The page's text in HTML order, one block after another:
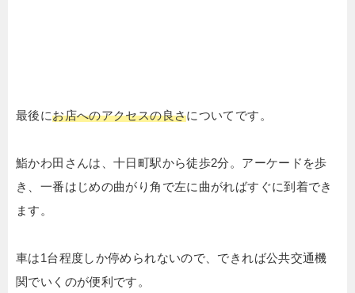
最後にお店へのアクセスの良さについてです。
鮨かわ田さんは、十日町駅から徒歩2分。アーケードを歩
き、一番はじめの曲がり角で左に曲がればすぐに到着でき
ます。
車は1台程度しか停められないので、できれば公共交通機
関でいくのが便利です。